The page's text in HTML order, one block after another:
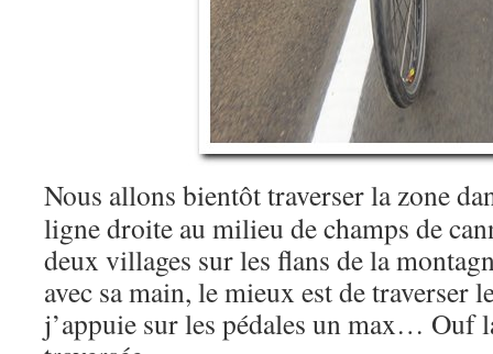
Nous allons bientôt traverser la zone
ligne droite au milieu de champs de
deux villages sur les flans de la
avec sa main, le mieux est de traverser
j’appuie sur les pédales un max… Ouf